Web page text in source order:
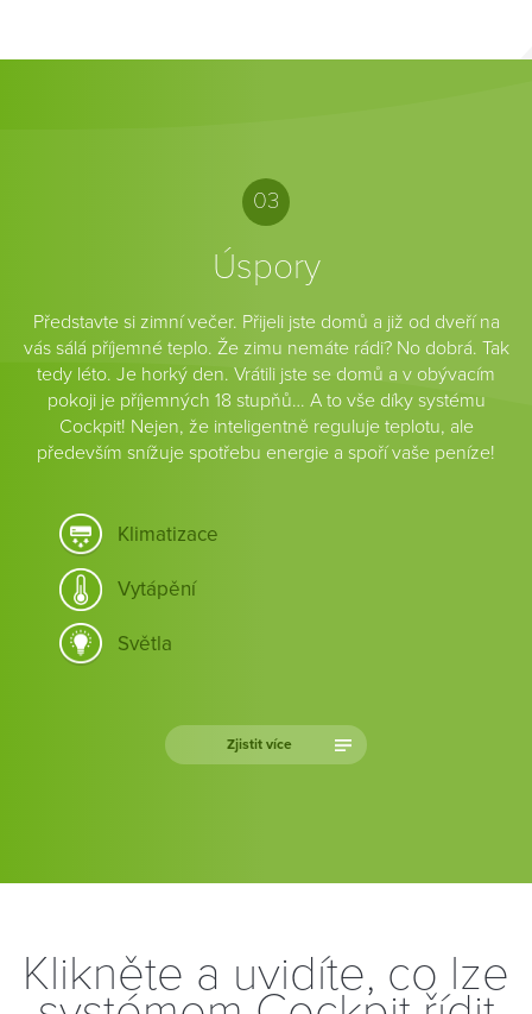
03
Úspory
Představte si zimní večer. Přijeli jste domů a již od dveří na
vás sálá příjemné teplo. Že zimu nemáte rádi? No dobrá. Tak
tedy léto. Je horký den. Vrátili jste se domů a v obývacím
pokoji je příjemných 18 stupňů… A to vše díky systému
Cockpit! Nejen, že inteligentně reguluje teplotu, ale
především snížuje spotřebu energie a spoří vaše peníze!
Klimatizace
Vytápění
Světla
Zjistit více
Klikněte a uvidíte, co lze